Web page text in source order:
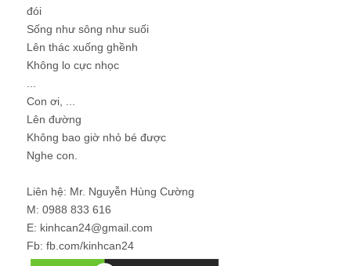
đói
Sống như sông như suối
Lên thác xuống ghềnh
Không lo cực nhọc
Con ơi, ...
Lên đường
Không bao giờ nhỏ bé được
Nghe con.
Liên hệ: Mr. Nguyễn Hùng Cường
M: 0988 833 616
E: kinhcan24@gmail.com
Fb: fb.com/kinhcan24